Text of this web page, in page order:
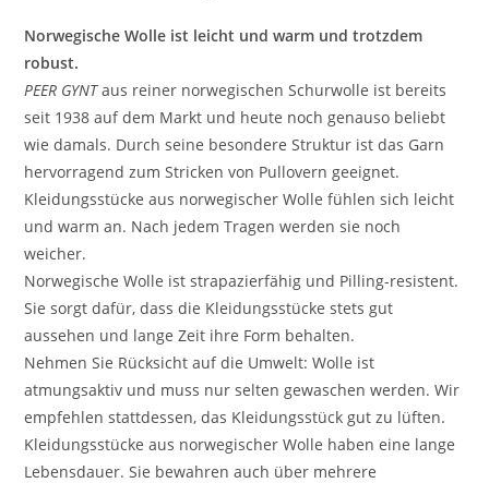
Norwegische Wolle ist leicht und warm und trotzdem
robust.
PEER GYNTaus reiner norwegischen Schurwolle ist bereits
seit 1938 auf dem Markt und heute noch genauso beliebt
wie damals. Durch seine besondere Struktur ist das Garn
hervorragend zum Stricken von Pullovern geeignet.
Kleidungsstücke aus norwegischer Wolle fühlen sich leicht
und warm an. Nach jedem Tragen werden sie noch
weicher.
Norwegische Wolle ist strapazierfähig und Pilling-resistent.
Sie sorgt dafür, dass die Kleidungsstücke stets gut
aussehen und lange Zeit ihre Form behalten.
Nehmen Sie Rücksicht auf die Umwelt: Wolle ist
atmungsaktiv und muss nur selten gewaschen werden. Wir
empfehlen stattdessen, das Kleidungsstück gut zu lüften.
Kleidungsstücke aus norwegischer Wolle haben eine lange
Lebensdauer. Sie bewahren auch über mehrere